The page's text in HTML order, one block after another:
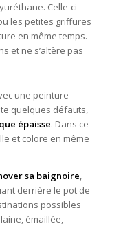
Celle-ci
les petites griffures
en même temps.
et ne s’altère pas
une peinture
quelques défauts,
épaisse. Dans ce
et colore en même
sa baignoire
derrière le pot de
possibles
émaillée,